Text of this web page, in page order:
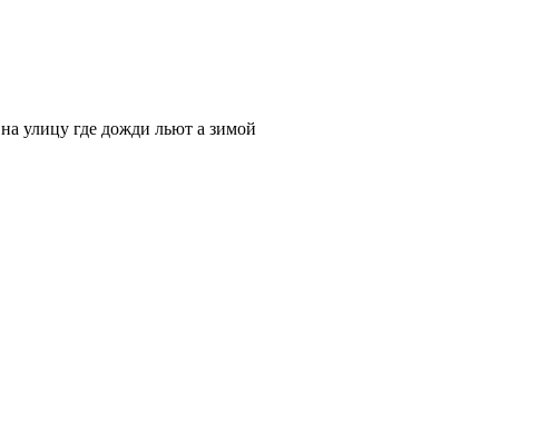
на улицу где дожди льют а зимой